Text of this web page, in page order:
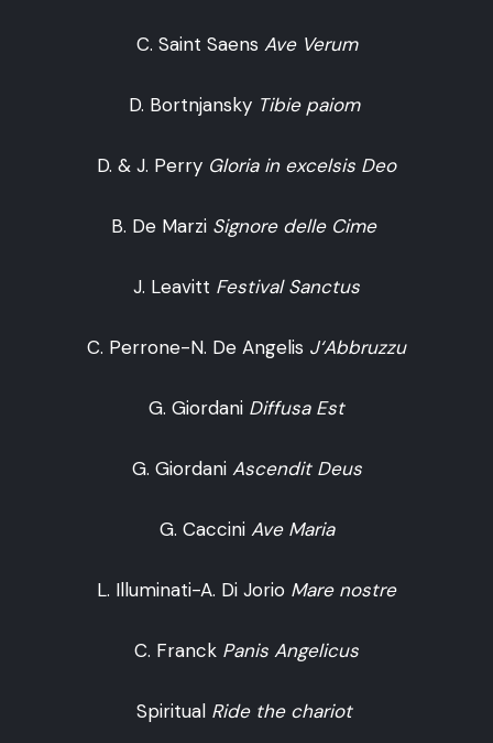
C. Saint Saens Ave Verum
D. Bortnjansky Tibie paiom
D. & J. Perry Gloria in excelsis Deo
B. De Marzi Signore delle Cime
J. Leavitt Festival Sanctus
C. Perrone-N. De Angelis J‘Abbruzzu
G. Giordani Diffusa Est
G. Giordani Ascendit Deus
G. Caccini Ave Maria
L. Illuminati-A. Di Jorio Mare nostre
C. Franck Panis Angelicus
Spiritual Ride the chariot